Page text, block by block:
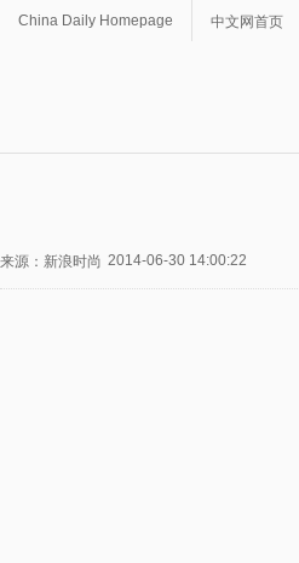
China Daily Homepage 中文网首页
来源：新浪时尚 2014-06-30 14:00:22